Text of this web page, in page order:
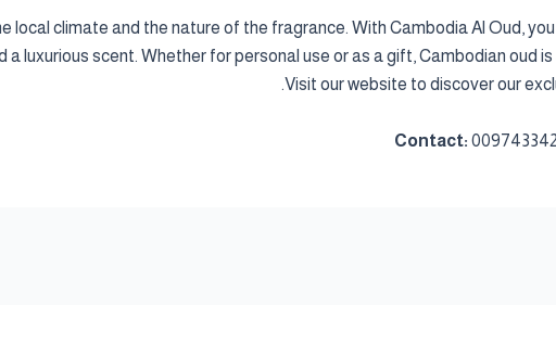
climate and the nature of the fragrance. With Cambodia Al Oud,
luxurious scent. Whether for personal use or as a gift, Cambodian oud is
Visit our website to discover our